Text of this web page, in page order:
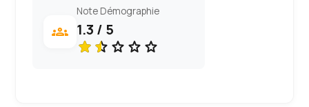
groups
Note Démographie
1.3 / 5